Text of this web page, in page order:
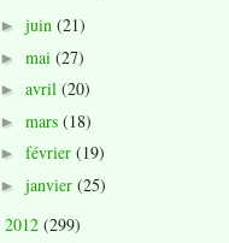
► juin (21)
► mai (27)
► avril (20)
► mars (18)
► février (19)
► janvier (25)
2012 (299)